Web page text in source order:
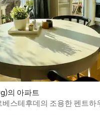
의 아파트
스테후데의 조용한 펜트하